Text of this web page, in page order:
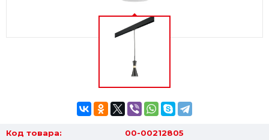
Код товара:
00-00212805